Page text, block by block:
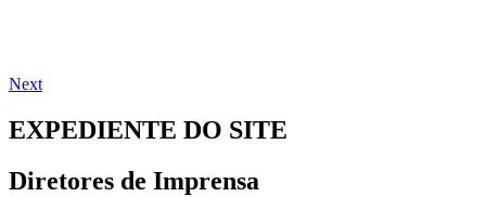
Next
EXPEDIENTE DO SITE
Diretores de Imprensa